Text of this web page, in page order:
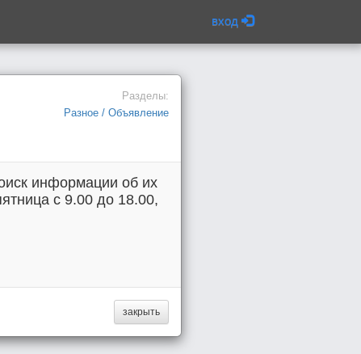
вход
Разделы:
Разное / Объявление
информации об их
с 9.00 до 18.00,
закрыть